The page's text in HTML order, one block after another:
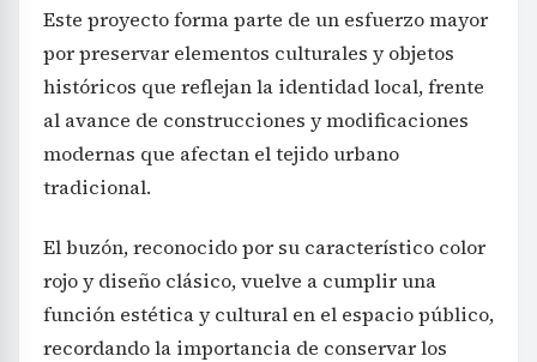
Este proyecto forma parte de un esfuerzo mayor
por preservar elementos culturales y objetos
históricos que reflejan la identidad local, frente
al avance de construcciones y modificaciones
modernas que afectan el tejido urbano
tradicional.
El buzón, reconocido por su característico color
rojo y diseño clásico, vuelve a cumplir una
función estética y cultural en el espacio público,
recordando la importancia de conservar los